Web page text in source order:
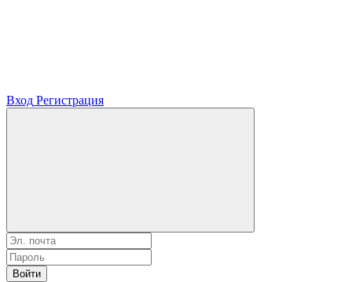
Вход Регистрация
Войти